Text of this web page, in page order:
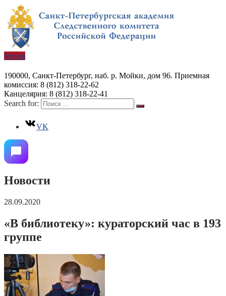
Меню
190000, Санкт-Петербург, наб. р. Мойки, дом 96. Приемная
комиссия: 8 (812) 318-22-62
Канцелярия: 8 (812) 318-22-41
Search for:
VK
Новости
28.09.2020
«В библиотеку»: кураторский час в 193
группе